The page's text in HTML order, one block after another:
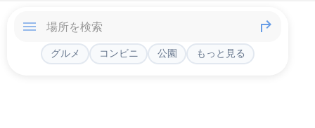
グルメ コンビニ 公園 もっと見る